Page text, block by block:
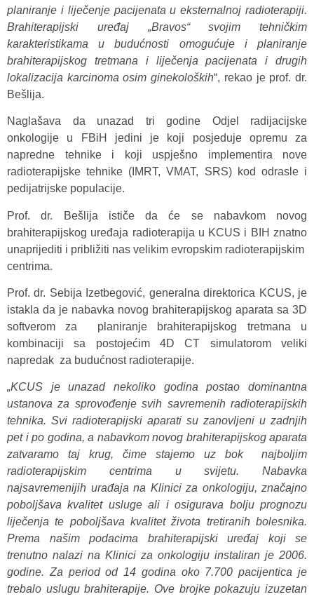
planiranje i liječenje pacijenata u eksternalnoj radioterapiji.
Brahiterapijski uređaj „Bravos“ svojim tehničkim
karakteristikama u budućnosti omogućuje i planiranje
brahiterapijskog tretmana i liječenja pacijenata i drugih
lokalizacija karcinoma osim ginekoloških“, rekao je prof. dr.
Bešlija.
Naglašava da unazad tri godine Odjel radijacijske
onkologije u FBiH jedini je koji posjeduje opremu za
napredne tehnike i koji uspješno implementira nove
radioterapijske tehnike (IMRT, VMAT, SRS) kod odrasle i
pedijatrijske populacije.
Prof. dr. Bešlija ističe da će se nabavkom novog
brahiterapijskog uređaja radioterapija u KCUS i BIH znatno
unaprijediti i približiti nas velikim evropskim radioterapijskim
centrima.
Prof. dr. Sebija Izetbegović, generalna direktorica KCUS, je
istakla da je nabavka novog brahiterapijskog aparata sa 3D
softverom za planiranje brahiterapijskog tretmana u
kombinaciji sa postojećim 4D CT simulatorom veliki
napredak za budućnost radioterapije.
„KCUS je unazad nekoliko godina postao dominantna
ustanova za sprovođenje svih savremenih radioterapijskih
tehnika. Svi radioterapijski aparati su zanovljeni u zadnjih
pet i po godina, a nabavkom novog brahiterapijskog aparata
zatvaramo taj krug, čime stajemo uz bok najboljim
radioterapijskim centrima u svijetu. Nabavka
najsavremenijih urađaja na Klinici za onkologiju, značajno
poboljšava kvalitet usluge ali i osigurava bolju prognozu
liječenja te poboljšava kvalitet života tretiranih bolesnika.
Prema našim podacima brahiterapijski uređaj koji se
trenutno nalazi na Klinici za onkologiju instaliran je 2006.
godine. Za period od 14 godina oko 7.700 pacijentica je
trebalo uslugu brahiterapije. Ove brojke pokazuju izuzetan